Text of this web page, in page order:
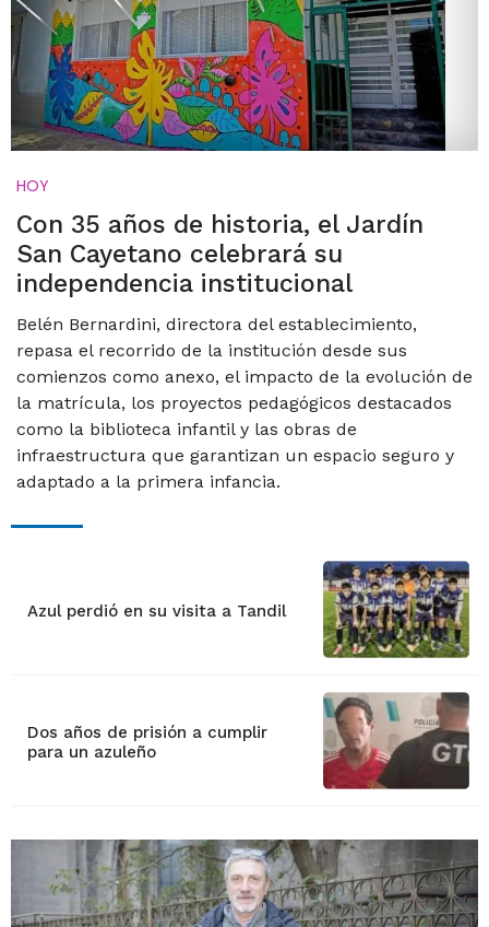
HOY
Con 35 años de historia, el Jardín
San Cayetano celebrará su
independencia institucional
Belén Bernardini, directora del establecimiento,
repasa el recorrido de la institución desde sus
comienzos como anexo, el impacto de la evolución de
la matrícula, los proyectos pedagógicos destacados
como la biblioteca infantil y las obras de
infraestructura que garantizan un espacio seguro y
adaptado a la primera infancia.
Azul perdió en su visita a Tandil
Dos años de prisión a cumplir
para un azuleño